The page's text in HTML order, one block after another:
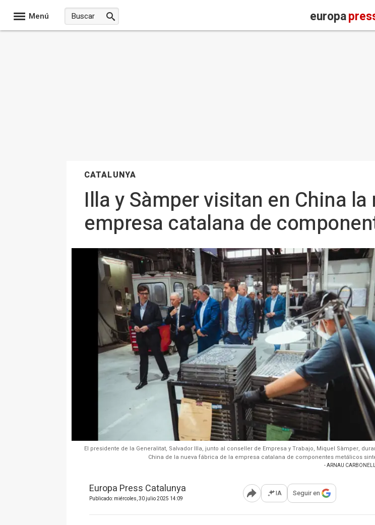
Menú europa
CATALUNYA
Illa y Sàmper visitan en China
empresa catalana de
El presidente de la Generalitat, Salvador Illa, junto al conseller de Empresa y Trabajo, Miquel Sàmper,
China de la nueva fábrica de la empresa catalana de componentes metálicos
- ARNAU
Europa Press Catalunya
Publicado: miércoles, 30 julio 2025 14:09 Abrir opciones para compartir
IA Seguir en